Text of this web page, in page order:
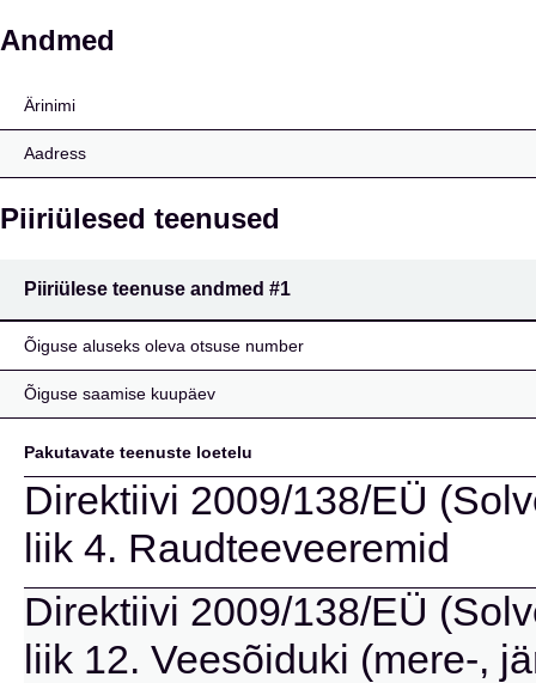
GENERALI ESPAÑA
Andmed
Ärinimi
Aadress
Piiriülesed teenused
Piiriülese teenuse andmed #1
Õiguse aluseks oleva otsuse number
Õiguse saamise kuupäev
Pakutavate teenuste loetelu
Direktiivi 2009/138/EÜ
liik 4. Raudteeveeremid
Direktiivi 2009/138/EÜ
liik 12. Veesõiduki (mere-,